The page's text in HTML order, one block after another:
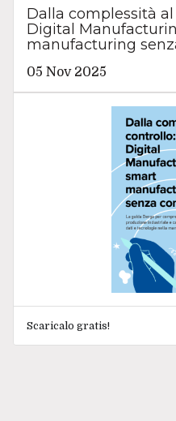
Dalla complessità
Digital
manufacturing
05 Nov 2025
Scaricalo gratis!